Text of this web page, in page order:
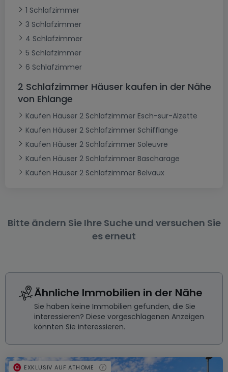
1 Schlafzimmer
3 Schlafzimmer
4 Schlafzimmer
5 Schlafzimmer
6 Schlafzimmer
2 Schlafzimmer Häuser kaufen in der Nähe
von Ehlange
Kaufen Häuser 2 Schlafzimmer Esch-sur-Alzette
Kaufen Häuser 2 Schlafzimmer Schifflange
Kaufen Häuser 2 Schlafzimmer Soleuvre
Kaufen Häuser 2 Schlafzimmer Bascharage
Kaufen Häuser 2 Schlafzimmer Belvaux
Bitte ändern Sie Ihre Suche und versuchen Sie
es erneut
Ähnliche Immobilien in der Nähe
Sie haben keine Immobilien gefunden, die Sie
interessieren? Diese vorgeschlagenen Anzeigen
könnten Sie interessieren.
EXKLUSIV AUF ATHOME